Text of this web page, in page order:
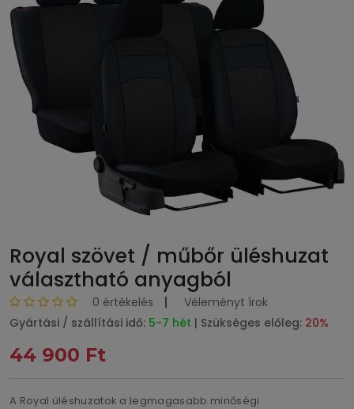
Royal szövet / műbőr üléshuzat
választható anyagból
0 értékelés
Véleményt írok
Gyártási / szállítási idő: 5-7 hét | Szükséges előleg: 20%
44 900 Ft
A Royal üléshuzatok a legmagasabb minőségi